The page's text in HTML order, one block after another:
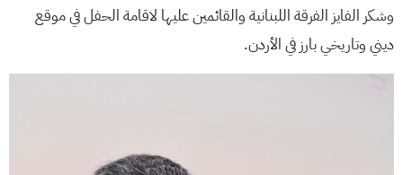
وشكر الفايز الفرقة اللبنانية والقائمين عليها لاقامة الحفل في موقع
ديني وتاريخي بارز في الأردن.